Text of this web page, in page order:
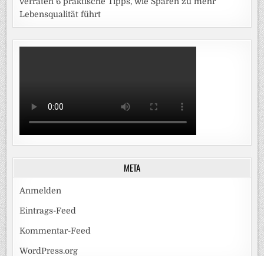
Lebensqualität führt
META
Anmelden
Eintrags-Feed
Kommentar-Feed
WordPress.org